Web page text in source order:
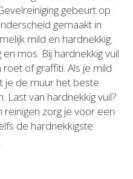
gebeurt op
gemaakt in
mild en hardnekkig.
mos. Bij hardnekkig vuil
of graffiti. Als je mild
je de muur het beste
Last van hardnekkig vuil?
zorg je voor een
de hardnekkigste